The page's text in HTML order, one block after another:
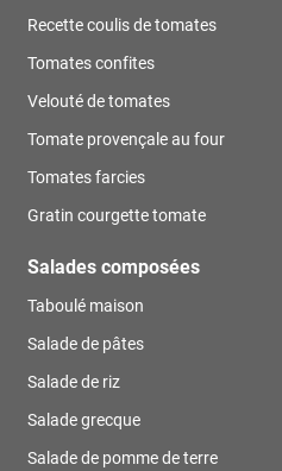
Recette coulis de tomates
Tomates confites
Velouté de tomates
Tomate provençale au four
Tomates farcies
Gratin courgette tomate
Salades composées
Taboulé maison
Salade de pâtes
Salade de riz
Salade grecque
Salade de pomme de terre